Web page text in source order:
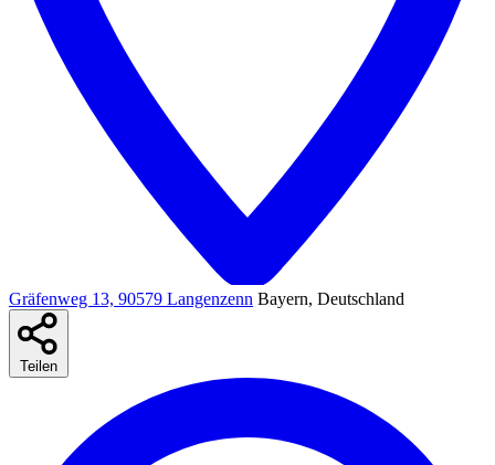
Gräfenweg 13, 90579 Langenzenn Bayern, Deutschland
Teilen